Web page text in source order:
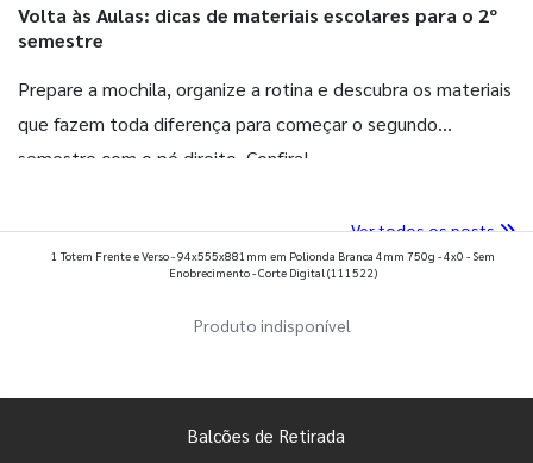
Volta às Aulas: dicas de materiais escolares para o 2º
semestre
Prepare a mochila, organize a rotina e descubra os materiais
que fazem toda diferença para começar o segundo
semestre com o pé direito. Confira!
Ver todos os posts
1 Totem Frente e Verso - 94x555x881mm em Polionda Branca 4mm 750g - 4x0 - Sem
Enobrecimento - Corte Digital (111522)
Produto indisponível
Balcões de Retirada